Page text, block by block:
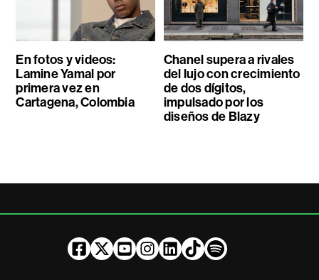
En fotos y videos:
Lamine Yamal por
primera vez en
Cartagena, Colombia
Chanel supera a rivales
del lujo con crecimiento
de dos dígitos,
impulsado por los
diseños de Blazy